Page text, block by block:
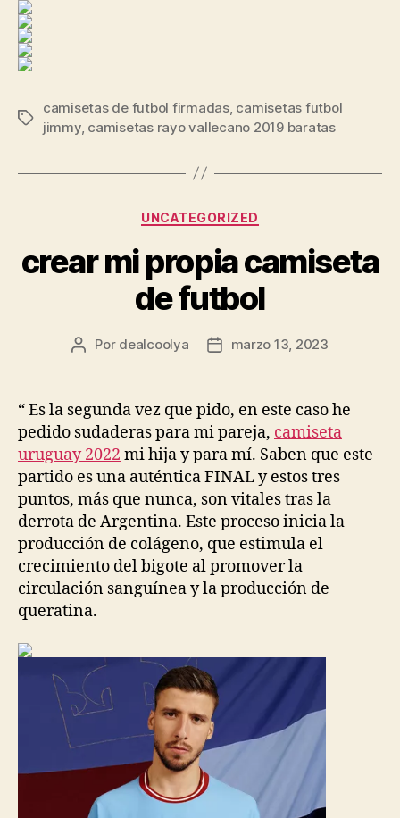
Etiquetas
camisetas de futbol firmadas, camisetas futbol
jimmy, camisetas rayo vallecano 2019 baratas
Categorías
UNCATEGORIZED
crear mi propia camiseta
de futbol
Autor
entrada
Por dealcoolya
Fecha
entrada
marzo 13, 2023
“ Es la segunda vez que pido, en este caso he
pedido sudaderas para mi pareja, camiseta
uruguay 2022 mi hija y para mí. Saben que este
partido es una auténtica FINAL y estos tres
puntos, más que nunca, son vitales tras la
derrota de Argentina. Este proceso inicia la
producción de colágeno, que estimula el
crecimiento del bigote al promover la
circulación sanguínea y la producción de
queratina.